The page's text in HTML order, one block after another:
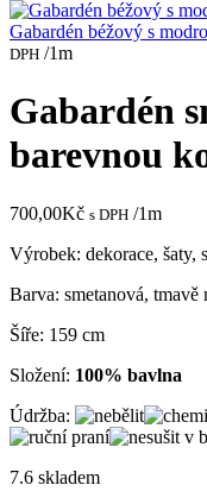
Gabardén béžový s
DPH /1m
Gabardén
barevnou
700,00Kč s DPH /1m
Výrobek: dekorace, šaty,
Barva: smetanová, tmavě
Šíře: 159 cm
Složení: 100% bavlna
Údržba:
7.6 skladem